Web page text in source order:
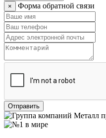
×
Форма обратной связи
Отправить